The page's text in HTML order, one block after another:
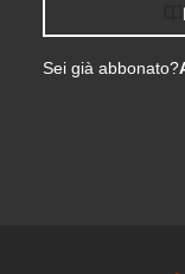
Sei già abbonato?